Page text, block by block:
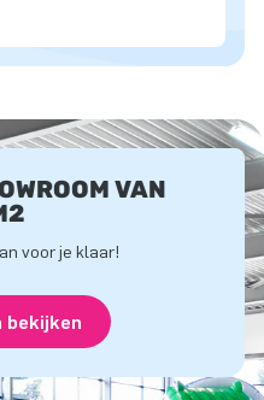
VAN
voor je klaar!
bekijken